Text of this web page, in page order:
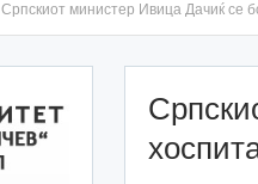
Српскиот министер Ивица Дачиќ се